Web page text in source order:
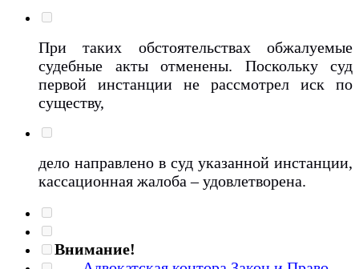
При таких обстоятельствах обжалуемые
судебные акты отменены. Поскольку суд
первой инстанции не рассмотрел иск по
существу,
дело направлено в суд указанной инстанции,
кассационная жалоба – удовлетворена.
Внимание!